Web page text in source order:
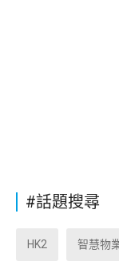
#話題搜尋
HK2 智慧物